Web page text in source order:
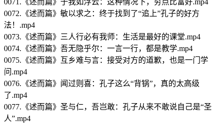
0072.《述而篇》敏以求之：终于找到了“追上”孔子的好方
法！.mp4
0073.《述而篇》三人行必有我师：生活是最好的课堂.mp4
0074.《述而篇》吾无隐乎尔：一言一行，都是教学.mp4
0075.《述而篇》互乡难与言：接受对方的道歉，也是一门学
问.mp4
0076.《述而篇》闻过则喜：孔子这么“背锅”，真的太高级
了.mp4
0077.《述而篇》圣与仁，吾岂敢：孔子从来不敢说自己是“圣
人”.mp4